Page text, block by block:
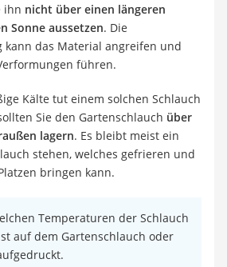
ihn nicht über einen längeren
Sonne aussetzen. Die
kann das Material angreifen und
führen.
Kälte tut einem solchen Schlauch
Sie den Gartenschlauch über
lagern. Es bleibt meist ein
stehen, welches gefrieren und
bringen kann.
Temperaturen der Schlauch
auf dem Gartenschlauch oder